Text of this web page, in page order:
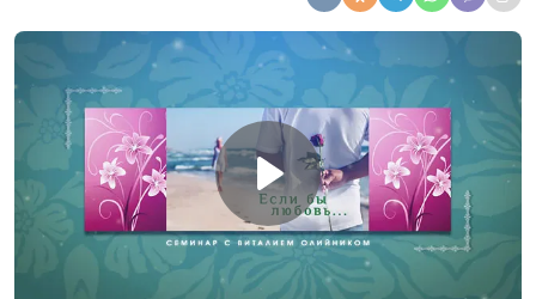
духовного
просвещения
Оставить, прилепиться,
стать одной плотью
(вторая часть)
Виталий Олийник,
руководитель Центра
духовного
просвещения
#20
Оставить, прилепиться,
стать одной плотью
(первая часть)
Виталий Олийник,
руководитель Центра
духовного